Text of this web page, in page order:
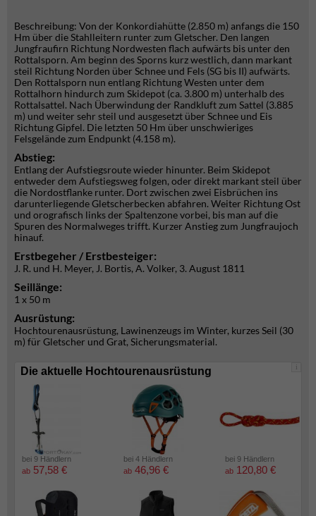
Beschreibung: Von der Konkordiahütte (2.850 m) anfangs die 150
Hm über die Stahlleitern runter zum Gletscher. Den langen
Jungfraufirn Richtung Nordwesten flach aufwärts bis unter den
Rottalsporn. Am beginn des Sporns kurz westlich, dann markant
steil Richtung Norden über Schnee und Fels (SG bis II) aufwärts.
Den Rottalsporn nun entlang Richtung Westen unter dem
Rottalhorn hindurch zum Skidepot (ca. 3.800 m) unterhalb des
Rottalsattel. Nach Überwindung der Randkluft zum Sattel (3.885
m) und weiter sehr steil und ausgesetzt über Schnee und Eis
Richtung Gipfel. Die letzten 50 Hm über unschwieriges
Felsgelände zum Endpunkt (4.158 m).
Abstieg:
Entlang der Aufstiegsroute wieder hinunter. Beim Skidepot
entweder dem Aufstiegsweg folgen, oder direkt markant steil über
die Nordostflanke runter. Dort zwischen zwei Eisbrüchen ins
darunterliegende Gletscherbecken abfahren. Weiter Richtung Ost
und orografisch links der Spaltenzone vorbei, bis man auf die
Spuren des Normalweges trifft. Kurzer Anstieg zum Jungfraujoch
hinauf.
Erstbegeher / Erstbesteiger:
J. R. und H. Meyer, J. Bortis, A. Volker, 3. August 1811
Seillänge:
1 x 50 m
Ausrüstung:
Hochtourenausrüstung, Lawinenzeugs im Winter, kurzes Seil (30
m) für Gletscher und Grat, Sicherungsmaterial.
i
Die aktuelle Hochtourenausrüstung
bei 9 Händlern
ab 57,58 €
bei 4 Händlern
ab 46,96 €
bei 9 Händlern
ab 120,80 €